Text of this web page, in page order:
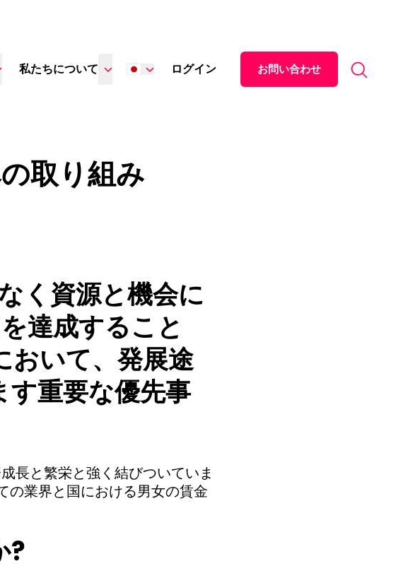
私たちについて ログイン お問い合わせ
取り組み
く資源と機会に
達成すること
おいて、発展途
重要な優先事
長と繁栄と強く結びついていま
の業界と国における男女の賃金
?